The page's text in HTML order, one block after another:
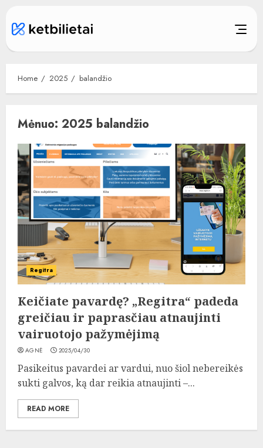
content
Home 2025 balandžio
Mėnuo: 2025 balandžio
Regitra
Keičiate pavardę? „Regitra“ padeda
greičiau ir paprasčiau atnaujinti
vairuotojo pažymėjimą
AGNĖ 2025/04/30
Pasikeitus pavardei ar vardui, nuo šiol nebereikės
sukti galvos, ką dar reikia atnaujinti –...
READ MORE